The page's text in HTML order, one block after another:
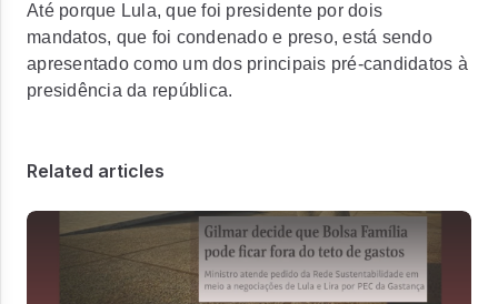
Até porque Lula, que foi presidente por dois
mandatos, que foi condenado e preso, está sendo
apresentado como um dos principais pré-candidatos à
presidência da república.
Related articles